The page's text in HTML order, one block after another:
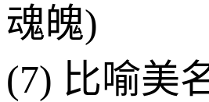
魂魄)
(7) 比喻美